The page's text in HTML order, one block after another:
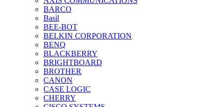
BARCO
Basil
BEE-BOT
BELKIN CORPORATION
BENQ
BLACKBERRY
BRIGHTBOARD
BROTHER
CANON
CASE LOGIC
CHERRY